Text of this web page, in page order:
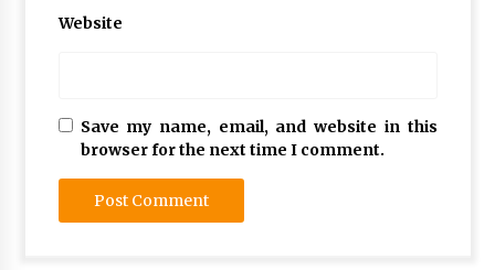
Website
Save my name, email, and website in this
browser for the next time I comment.